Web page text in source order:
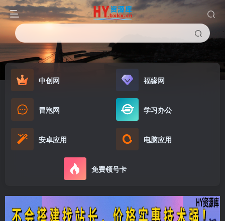
中创网 福缘网
冒泡网 学习办公
安卓应用 电脑应用
免费领号卡